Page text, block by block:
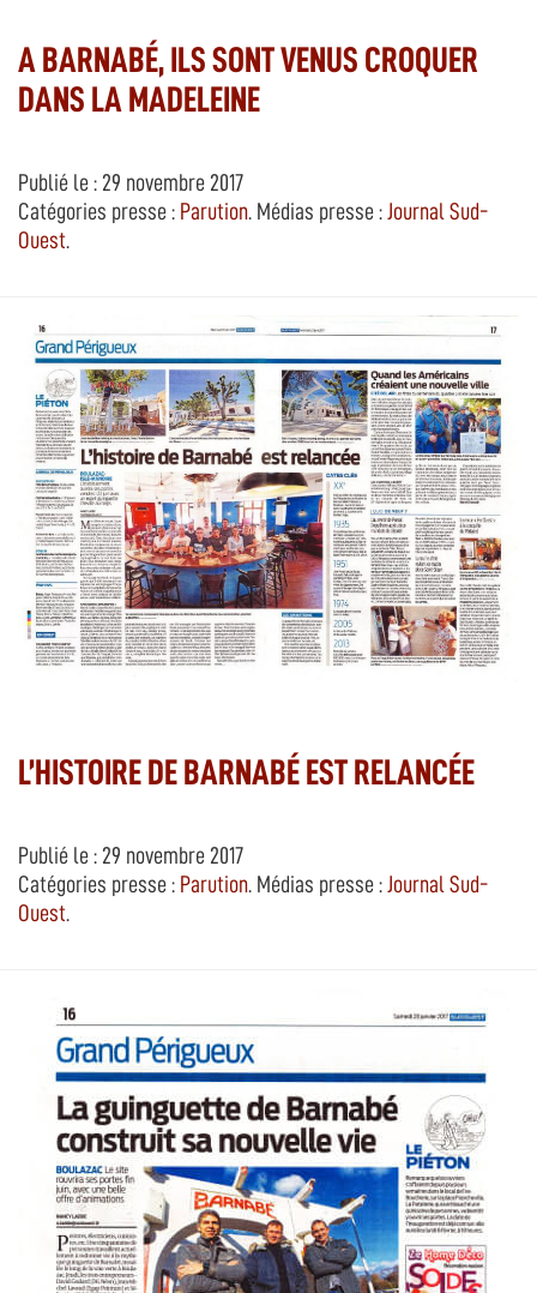
A BARNABÉ, ILS SONT VENUS CROQUER
DANS LA MADELEINE
Publié le : 29 novembre 2017
Catégories presse : Parution . Médias presse : Journal Sud-
Ouest
L’HISTOIRE DE BARNABÉ EST RELANCÉE
Publié le : 29 novembre 2017
Catégories presse : Parution . Médias presse : Journal Sud-
Ouest